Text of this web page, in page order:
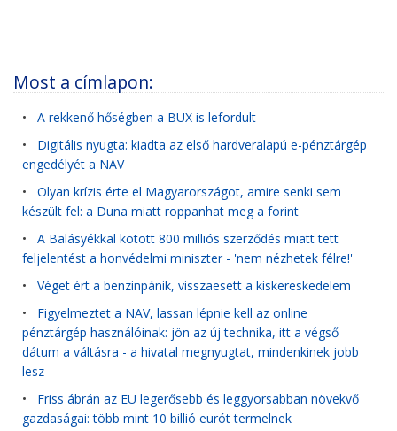
Most a címlapon:
• A rekkenő hőségben a BUX is lefordult
• Digitális nyugta: kiadta az első hardveralapú e-pénztárgép
engedélyét a NAV
• Olyan krízis érte el Magyarországot, amire senki sem
készült fel: a Duna miatt roppanhat meg a forint
• A Balásyékkal kötött 800 milliós szerződés miatt tett
feljelentést a honvédelmi miniszter - 'nem nézhetek félre!'
• Véget ért a benzinpánik, visszaesett a kiskereskedelem
• Figyelmeztet a NAV, lassan lépnie kell az online
pénztárgép használóinak: jön az új technika, itt a végső
dátum a váltásra - a hivatal megnyugtat, mindenkinek jobb
lesz
• Friss ábrán az EU legerősebb és leggyorsabban növekvő
gazdaságai: több mint 10 billió eurót termelnek